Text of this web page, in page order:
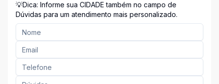
💡Dica: Informe sua CIDADE também no campo de
Dúvidas para um atendimento mais personalizado.